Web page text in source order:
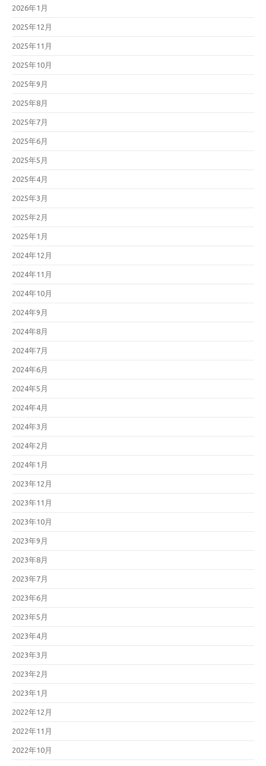
2026年1月
2025年12月
2025年11月
2025年10月
2025年9月
2025年8月
2025年7月
2025年6月
2025年5月
2025年4月
2025年3月
2025年2月
2025年1月
2024年12月
2024年11月
2024年10月
2024年9月
2024年8月
2024年7月
2024年6月
2024年5月
2024年4月
2024年3月
2024年2月
2024年1月
2023年12月
2023年11月
2023年10月
2023年9月
2023年8月
2023年7月
2023年6月
2023年5月
2023年4月
2023年3月
2023年2月
2023年1月
2022年12月
2022年11月
2022年10月